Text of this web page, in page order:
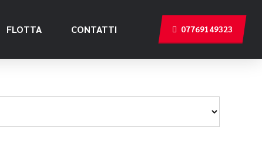
07769149323
FLOTTA CONTATTI